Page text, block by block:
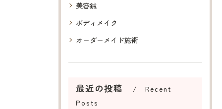
美容鍼
ボディメイク
オーダーメイド施術
最近の投稿
Recent
Posts